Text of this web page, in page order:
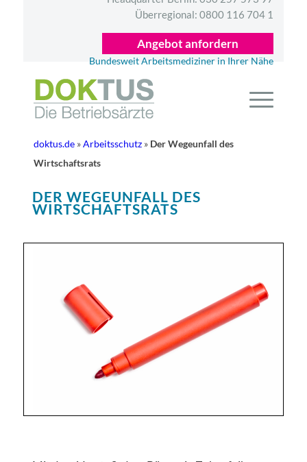
Überregional: 0800 116 704 1
Angebot anfordern
Bundesweit Arbeitsmediziner in Ihrer Nähe
doktus.de»Arbeitsschutz» Der Wegeunfall des
Wirtschaftsrats
DER WEGEUNFALL DES
WIRTSCHAFTSRATS